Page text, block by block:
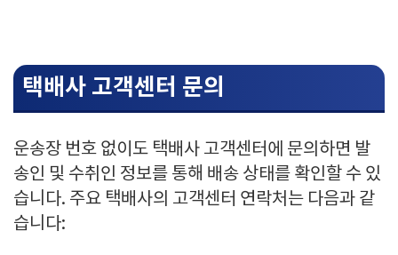
택배사 고객센터 문의
운송장 번호 없이도 택배사 고객센터에 문의하면 발
송인 및 수취인 정보를 통해 배송 상태를 확인할 수 있
습니다. 주요 택배사의 고객센터 연락처는 다음과 같
습니다: